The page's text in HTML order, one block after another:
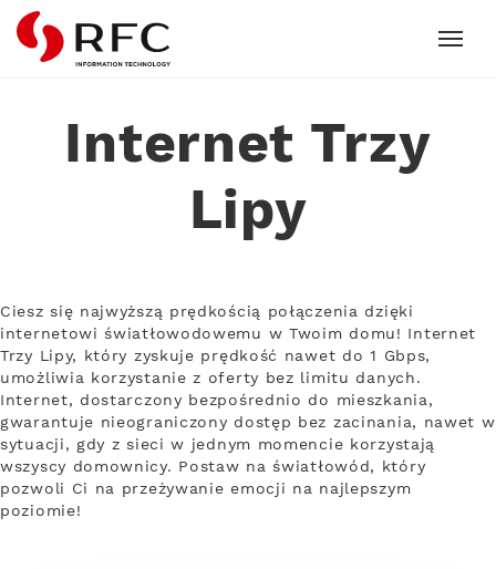
RFC
Internet Trzy
Lipy
Ciesz się najwyższą prędkością połączenia dzięki
internetowi światłowodowemu w Twoim domu! Internet
Trzy Lipy, który zyskuje prędkość nawet do 1 Gbps,
umożliwia korzystanie z oferty bez limitu danych.
Internet, dostarczony bezpośrednio do mieszkania,
gwarantuje nieograniczony dostęp bez zacinania, nawet w
sytuacji, gdy z sieci w jednym momencie korzystają
wszyscy domownicy. Postaw na światłowód, który
pozwoli Ci na przeżywanie emocji na najlepszym
poziomie!